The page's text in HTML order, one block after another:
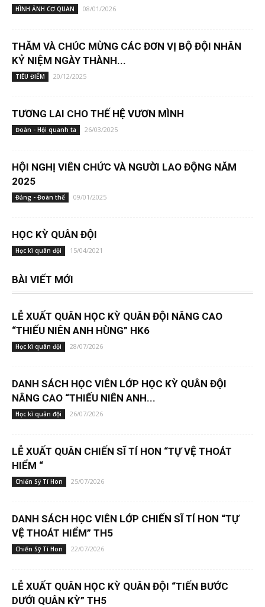
HÌNH ẢNH CƠ QUAN 08/01/2026
THĂM VÀ CHÚC MỪNG CÁC ĐƠN VỊ BỘ ĐỘI NHÂN
KỶ NIỆM NGÀY THÀNH...
TIÊU ĐIỂM 20/12/2025
TƯƠNG LAI CHO THẾ HỆ VƯƠN MÌNH
Đoàn - Hội quanh ta 26/03/2025
HỘI NGHỊ VIÊN CHỨC VÀ NGƯỜI LAO ĐỘNG NĂM
2025
Đảng - Đoàn thể 09/01/2025
HỌC KỲ QUÂN ĐỘI
Học kì quân đội 15/04/2021
BÀI VIẾT MỚI
LỄ XUẤT QUÂN HỌC KỲ QUÂN ĐỘI NÂNG CAO
“THIẾU NIÊN ANH HÙNG” HK6
Học kì quân đội 28/07/2026
DANH SÁCH HỌC VIÊN LỚP HỌC KỲ QUÂN ĐỘI
NÂNG CAO “THIẾU NIÊN ANH...
Học kì quân đội 26/07/2026
LỄ XUẤT QUÂN CHIẾN SĨ TÍ HON “TỰ VỆ THOÁT
HIỂM “
Chiến Sỹ Tí Hon 25/07/2026
DANH SÁCH HỌC VIÊN LỚP CHIẾN SĨ TÍ HON “TỰ
VỆ THOÁT HIỂM” TH5
Chiến Sỹ Tí Hon 22/07/2026
LỄ XUẤT QUÂN HỌC KỲ QUÂN ĐỘI “TIẾN BƯỚC
DƯỚI QUÂN KỲ” TH5